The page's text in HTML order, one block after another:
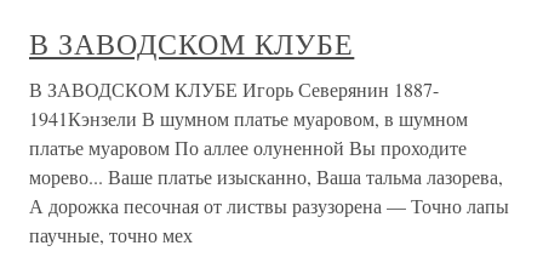
В ЗАВОДСКОМ КЛУБЕ
В ЗАВОДСКОМ КЛУБЕ Игорь Северянин 1887-
1941Кэнзели В шумном платье муаровом, в шумном
платье муаровом По аллее олуненной Вы проходите
морево... Ваше платье изысканно, Ваша тальма лазорева,
А дорожка песочная от листвы разузорена — Точно лапы
паучные, точно мех